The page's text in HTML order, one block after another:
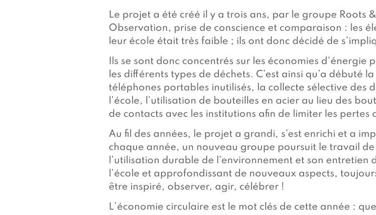
Le projet a été créé il y a trois ans, par le groupe Roots
Observation, prise de conscience et comparaison : les
leur école était très faible ; ils ont donc décidé de
Ils se sont donc concentrés sur les économies d’énergie
les différents types de déchets. C’est ainsi qu’a débuté
téléphones portables inutilisés, la collecte sélective des
l’école, l’utilisation de bouteilles en acier au lieu des
de contacts avec les institutions afin de limiter les pertes
Au fil des années, le projet a grandi, s’est enrichi et a
chaque année, un nouveau groupe poursuit le travail
l’utilisation durable de l’environnement et son entretien
l’école et approfondissant de nouveaux aspects,
être inspiré, observer, agir, célébrer !
L’économie circulaire est le mot clés de cette année :